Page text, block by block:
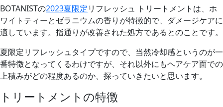
BOTANISTの2023夏限定リフレッシュ トリートメントは、ホ
ワイトティーとゼラニウムの香りが特徴的で、ダメージケアに
適しています。指通りが改善された処方であるとのことです。
夏限定リフレッシュタイプですので、当然冷却感というのが一
番特徴となってくるわけですが、それ以外にもヘアケア面での
上積みがどの程度あるのか、探っていきたいと思います。
トリートメントの特徴